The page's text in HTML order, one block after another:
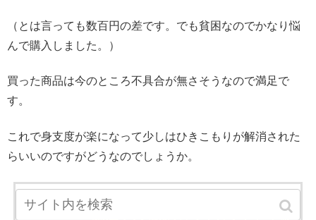
（とは言っても数百円の差です。でも貧困なのでかなり悩
んで購入しました。）
買った商品は今のところ不具合が無さそうなので満足で
す。
これで身支度が楽になって少しはひきこもりが解消された
らいいのですがどうなのでしょうか。
送料無料 ブラシ型ヘアアイロン ブラシアイロン
へアアイロン ストレートブラシ 温度調節可能 火
傷防止 ブラシ感覚簡単スタイリング アイロン機